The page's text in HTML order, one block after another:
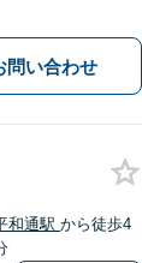
満な相続へ。
問い合わせ
和通駅から徒歩4